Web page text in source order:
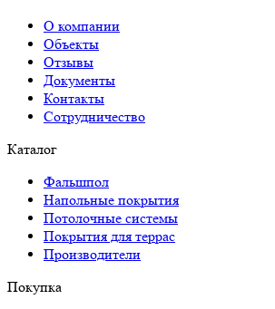
О компании
Объекты
Отзывы
Документы
Контакты
Сотрудничество
Каталог
Фальшпол
Напольные покрытия
Потолочные системы
Покрытия для террас
Производители
Покупка